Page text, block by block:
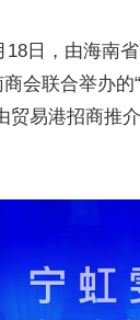
18日，由海南
会联合举办的
易港招商推